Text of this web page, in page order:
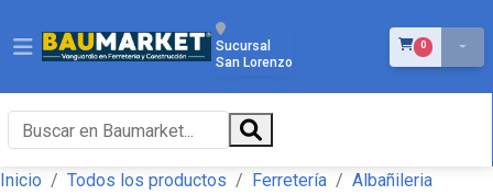
Sucursal
San Lorenzo
0ÍTEMS EN EL
Inicio Todos los productos Ferretería
Albañileria